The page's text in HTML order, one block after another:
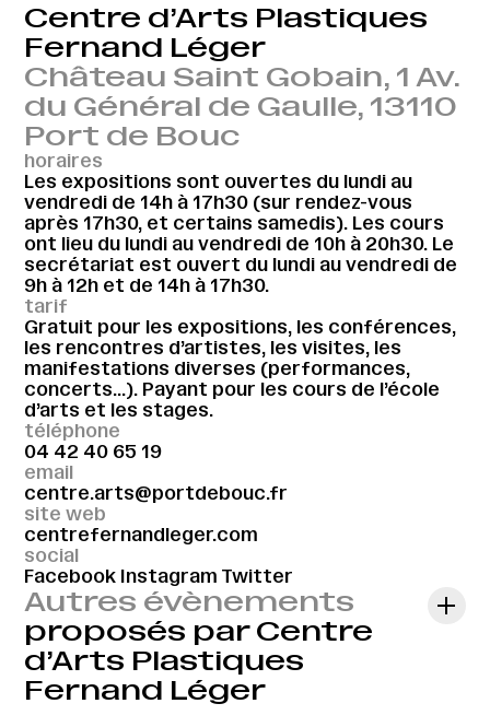
Centre d’Arts Plastiques
Fernand Léger
Château Saint Gobain, 1 Av.
du Général de Gaulle, 13110
Port de Bouc
horaires
Les expositions sont ouvertes du lundi au
vendredi de 14h à 17h30 (sur rendez-vous
après 17h30, et certains samedis). Les cours
ont lieu du lundi au vendredi de 10h à 20h30. Le
secrétariat est ouvert du lundi au vendredi de
9h à 12h et de 14h à 17h30.
tarif
Gratuit pour les expositions, les conférences,
les rencontres d’artistes, les visites, les
manifestations diverses (performances,
concerts…). Payant pour les cours de l’école
d’arts et les stages.
téléphone
04 42 40 65 19
email
centre.arts@portdebouc.fr
site web
centrefernandleger.com
social
Facebook Instagram Twitter
Autres évènements
proposés par Centre
d’Arts Plastiques
Fernand Léger